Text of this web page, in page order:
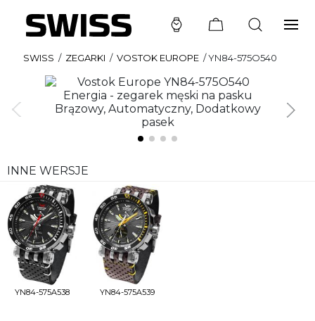
SWISS / ZEGARKI / VOSTOK EUROPE /YN84-575O540
INNE WERSJE
YN84-575A538 YN84-575A539